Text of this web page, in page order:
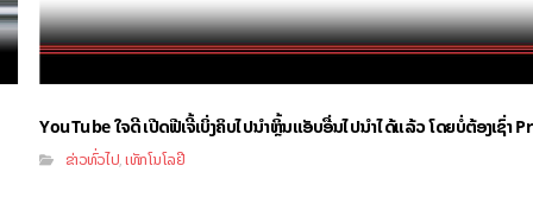
YouTube ໃຈດີ ເປີດຟີເຈີ້ເບິ່ງຄິບໄປນຳຫຼິ້ນແອັບອື່ນໄປນຳໄດ້ແລ້ວ ໂດຍບໍ່ຕ້ອງເຊົ່າ
ຂ່າວທົ່ວໄປ,ເທັກໂນໂລຢີ